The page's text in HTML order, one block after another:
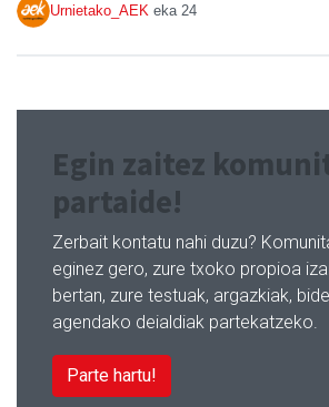
Urnietako_AEK eka 24
Egin zaitez
partaide!
Zerbait kontatu nahi duzu?
eginez gero, zure txoko propioa
bertan, zure testuak, argazkiak,
agendako deialdiak partekatzeko.
Parte hartu!